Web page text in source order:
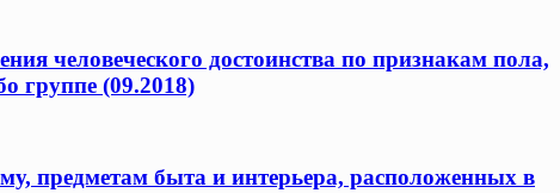
человеческого достоинства по признакам пола,
группе (09.2018)
предметам быта и интерьера, расположенных в